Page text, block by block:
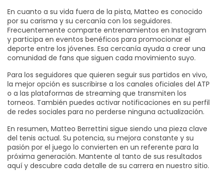
En cuanto a su vida fuera de la pista, Matteo es conocido
por su carisma y su cercanía con los seguidores.
Frecuentemente comparte entrenamientos en Instagram
y participa en eventos benéficos para promocionar el
deporte entre los jóvenes. Esa cercanía ayuda a crear una
comunidad de fans que siguen cada movimiento suyo.
Para los seguidores que quieren seguir sus partidos en vivo,
la mejor opción es suscribirse a los canales oficiales del ATP
o a las plataformas de streaming que transmiten los
torneos. También puedes activar notificaciones en su perfil
de redes sociales para no perderse ninguna actualización.
En resumen, Matteo Berrettini sigue siendo una pieza clave
del tenis actual. Su potencia, su mejora constante y su
pasión por el juego lo convierten en un referente para la
próxima generación. Mantente al tanto de sus resultados
aquí y descubre cada detalle de su carrera en nuestro sitio.